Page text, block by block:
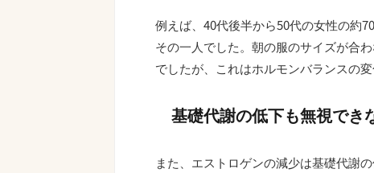
例えば、40代後半から50代の女性の約
その一人でした。朝の服のサイズが合
でしたが、これはホルモンバランスの変
基礎代謝の低下も無視でき
また、エストロゲンの減少は基礎代謝